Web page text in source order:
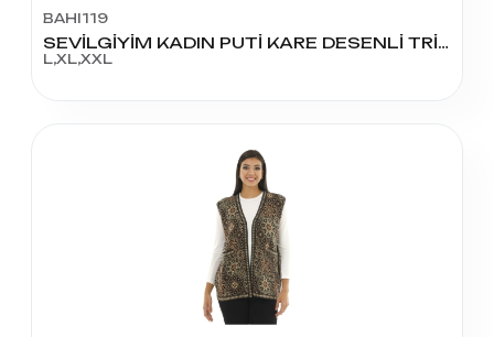
BAHI119
SEVİLGİYİM KADIN PUTİ KARE DESENLİ TRİKO HIRKA
L,XL,XXL